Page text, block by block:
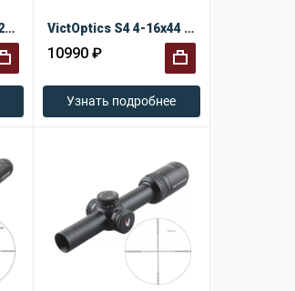
VictOptics S10 1-10x24I FIBER VictOptics S4 4-16x44 SFP MDL
10990 ₽
Узнать подробнее